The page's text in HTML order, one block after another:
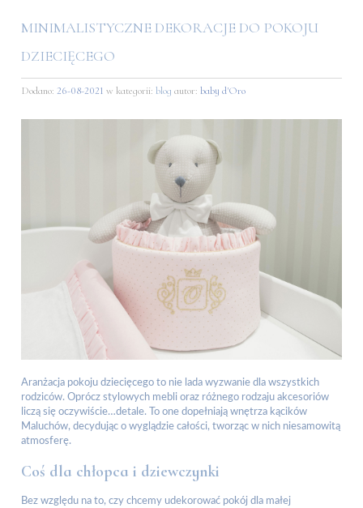
MINIMALISTYCZNE DEKORACJE DO POKOJU
DZIECIĘCEGO
Dodano: 26-08-2021 w kategorii: blog autor: baby d'Oro
Aranżacja pokoju dziecięcego to nie lada wyzwanie dla wszystkich
rodziców. Oprócz stylowych mebli oraz różnego rodzaju akcesoriów
liczą się oczywiście…detale. To one dopełniają wnętrza kącików
Maluchów, decydując o wyglądzie całości, tworząc w nich niesamowitą
atmosferę.
Coś dla chłopca i dziewczynki
Bez względu na to, czy chcemy udekorować pokój dla małej